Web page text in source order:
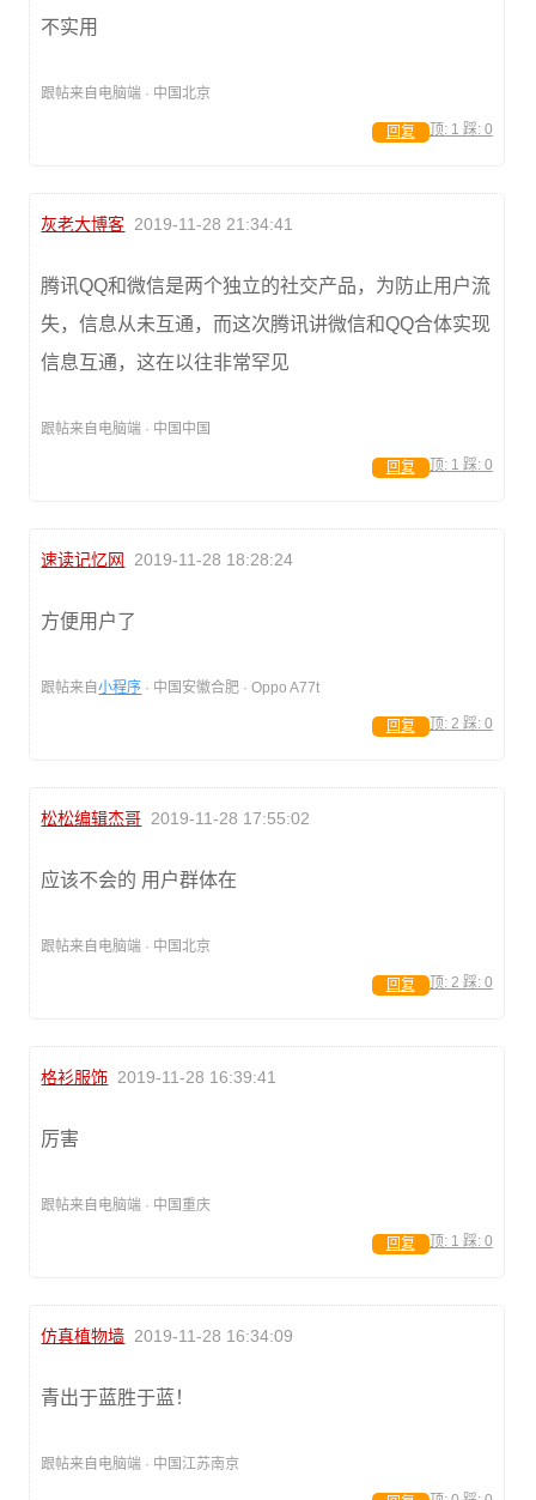
不实用
跟帖来自电脑端 · 中国北京
顶: 1 踩: 0
回复
灰老大博客 2019-11-28 21:34:41
腾讯QQ和微信是两个独立的社交产品，为防止用户流
失，信息从未互通，而这次腾讯讲微信和QQ合体实现
信息互通，这在以往非常罕见
跟帖来自电脑端 · 中国中国
顶: 1 踩: 0
回复
速读记忆网 2019-11-28 18:28:24
方便用户了
跟帖来自小程序 · 中国安徽合肥 · Oppo A77t
顶: 2 踩: 0
回复
松松编辑杰哥 2019-11-28 17:55:02
应该不会的 用户群体在
跟帖来自电脑端 · 中国北京
顶: 2 踩: 0
回复
格衫服饰 2019-11-28 16:39:41
厉害
跟帖来自电脑端 · 中国重庆
顶: 1 踩: 0
回复
仿真植物墙 2019-11-28 16:34:09
青出于蓝胜于蓝！
跟帖来自电脑端 · 中国江苏南京